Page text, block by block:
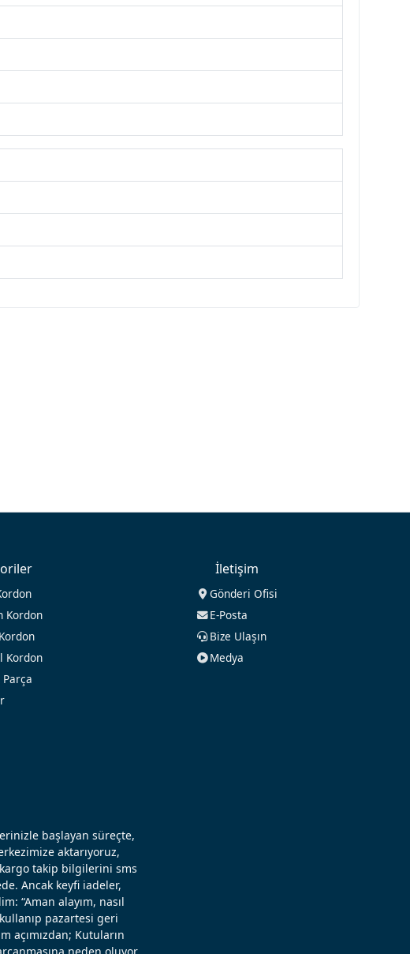
Kordon
Kordon
Parça
İletişim
Gönderi Ofisi
E-Posta
Bize Ulaşın
Medya
başlayan süreçte,
aktarıyoruz,
takip bilgilerini sms
Ancak keyfi iadeler,
“Aman alayım, nasıl
pazartesi geri
açımızdan; Kutuların